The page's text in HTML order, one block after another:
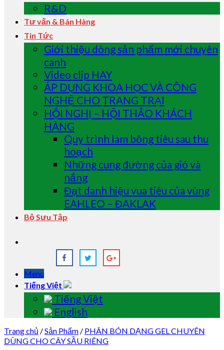
R&D
Tư vấn & Bán Hàng
Tin Tức
Giới thiệu dòng sản phẩm mới chuyên
canh
Video clip HAY
ÁP DỤNG KHOA HỌC VÀ CÔNG
NGHỆ CHO TRANG TRẠI
HỘI NGHỊ – HỘI THẢO KHÁCH
HÀNG
Quy trình làm bông tiêu sau thu
hoạch
Những cung đường của gió và
nắng
Đạt danh hiệu vua tiêu của vùng
EAHLEO – ĐAKLAK
Bộ Sưu Tập
Menu
Tiếng Việt
Tiếng Việt
English
Trang chủ /Sản Phẩm / PHÂN BÓN DẠNG GEL CHUYÊN
DÙNG CHO CÂY SẦU RIÊNG